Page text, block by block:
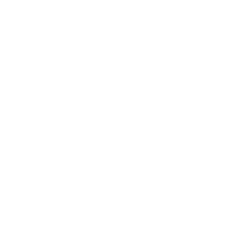
GP 5000 可摺外胎